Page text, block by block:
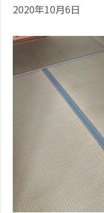
2020年10月6日